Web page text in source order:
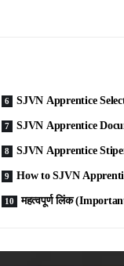
SJVN Apprentice
SJVN Apprentice
SJVN Apprentice
How to SJVN
महत्वपूर्ण लिंक